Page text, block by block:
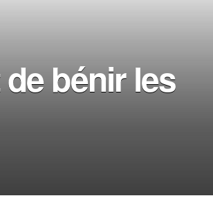
bénir les